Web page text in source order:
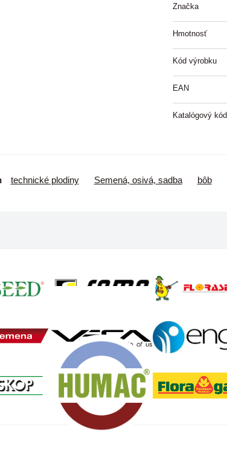
Značka
Hmotnosť
Kód výrobku
EAN
Katalógový kód
technické plodiny Semená, osivá, sadba bôb